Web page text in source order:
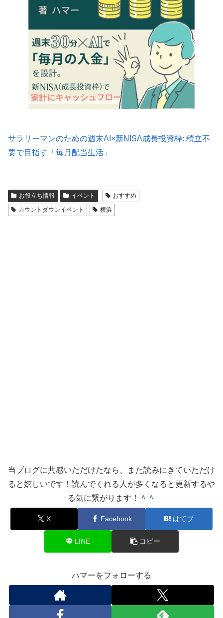
サラリーマンのための週末AI×新NISA成長投資枠: 積立不
要で目指す「毎月配当生活」
お役立ち情報 イベント
おすすめ
カウントダウンイベント
横浜
当ブログに共感いただけたなら、また読みにきていただけ
ると嬉しいです！読んでくれる人が多くなると更新するや
る気に繋がります！＾＾
X Facebook はてブ
LINE コピー
ハマーをフォローする